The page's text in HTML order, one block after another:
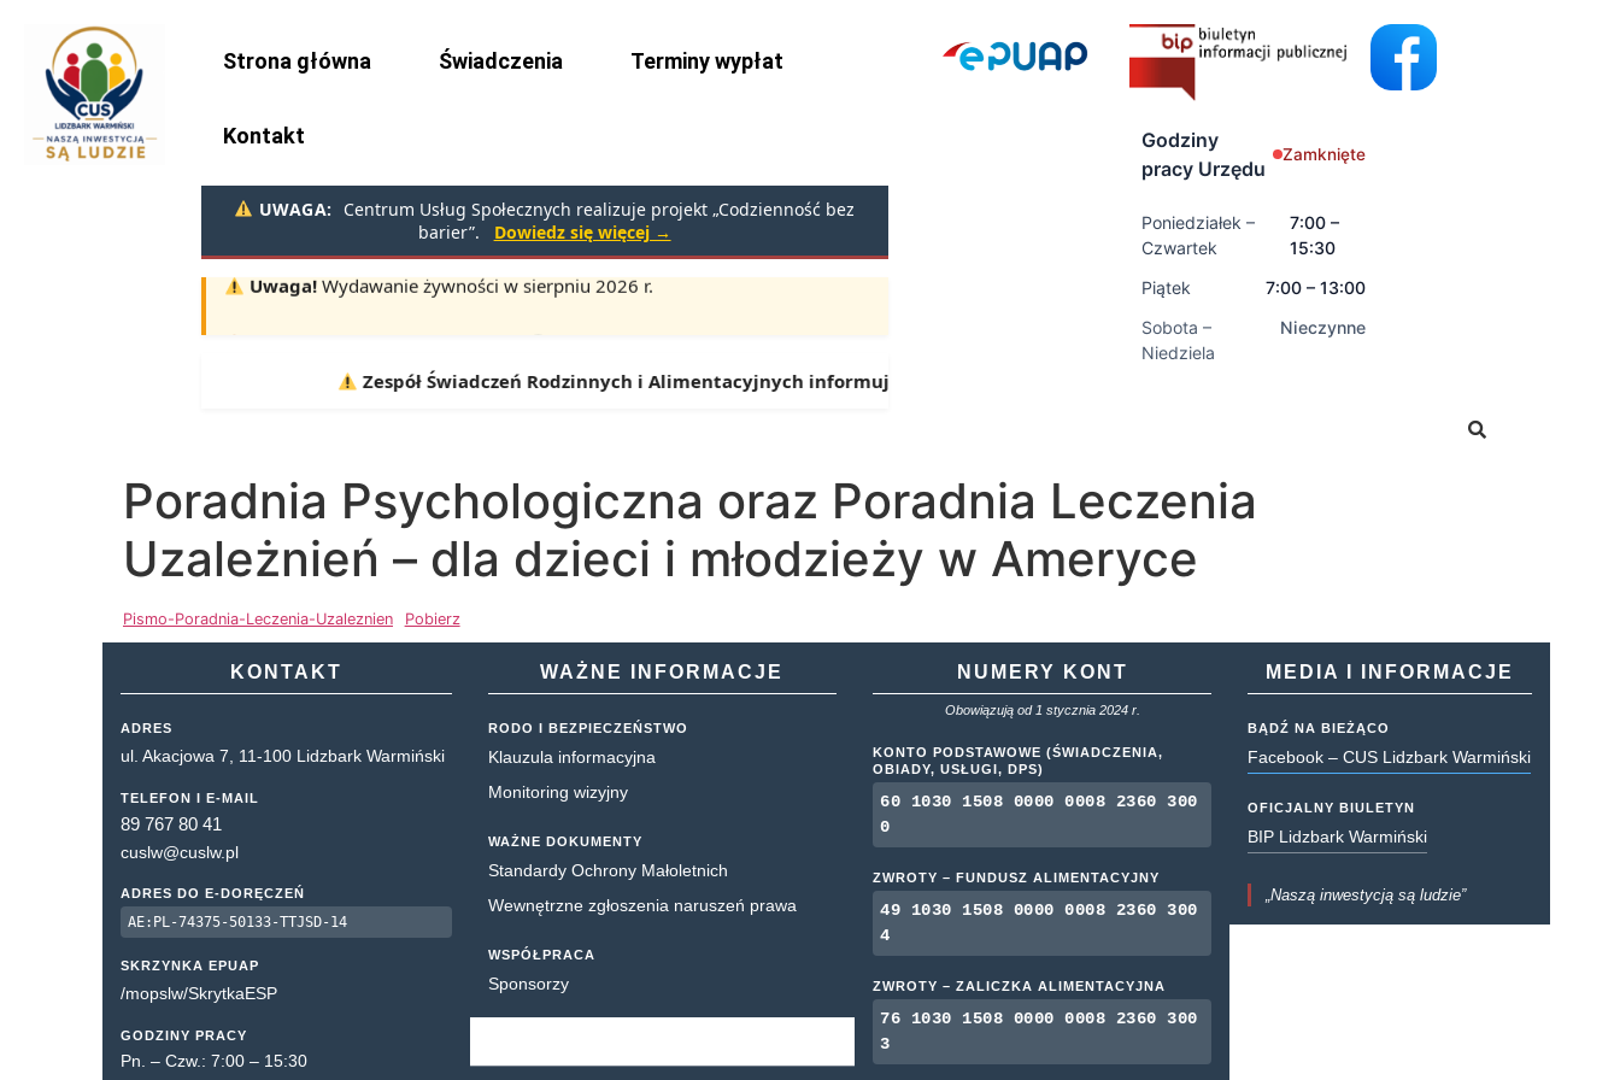
Strona główna Świadczenia Terminy wypłat
Kontakt
UWAGA:
Centrum Usług Społecznych realizuje projekt „Codzienność bez
barier”.
Dowiedz się więcej →
Wydawanie żywności w sierpniu 2026 r.
Zespół Świadczeń Rodzinnych i Alimentacyjnych informuje:Od 1 lipca można składać wnioski o świadczenia rodzinne oraz świadczenia z
Godziny
pracy Urzędu
Zamknięte
Poniedziałek –
Czwartek
7:00 –
15:30
Piątek
7:00 – 13:00
Sobota –
Niedziela
Nieczynne
Poradnia Psychologiczna oraz Poradnia Leczenia
Uzależnień – dla dzieci i młodzieży w Ameryce
Pismo-Poradnia-Leczenia-Uzaleznien Pobierz
KONTAKT
ADRES
ul. Akacjowa 7, 11-100 Lidzbark Warmiński
TELEFON I E-MAIL
89 767 80 41
cuslw@cuslw.pl
ADRES DO E-DORĘCZEŃ
AE:PL-74375-50133-TTJSD-14
SKRZYNKA EPUAP
/mopslw/SkrytkaESP
GODZINY PRACY
Pn. – Czw.: 7:00 – 15:30
WAŻNE INFORMACJE
RODO I BEZPIECZEŃSTWO
Klauzula informacyjna
Monitoring wizyjny
WAŻNE DOKUMENTY
Standardy Ochrony Małoletnich
Wewnętrzne zgłoszenia naruszeń prawa
WSPÓŁPRACA
Sponsorzy
NUMERY KONT
Obowiązują od 1 stycznia 2024 r.
KONTO PODSTAWOWE (ŚWIADCZENIA,
OBIADY, USŁUGI, DPS)
60 1030 1508 0000 0008 2360 300
0
ZWROTY – FUNDUSZ ALIMENTACYJNY
49 1030 1508 0000 0008 2360 300
4
ZWROTY – ZALICZKA ALIMENTACYJNA
76 1030 1508 0000 0008 2360 300
3
MEDIA I INFORMACJE
BĄDŹ NA BIEŻĄCO
Facebook – CUS Lidzbark Warmiński
OFICJALNY BIULETYN
BIP Lidzbark Warmiński
„Naszą inwestycją są ludzie”